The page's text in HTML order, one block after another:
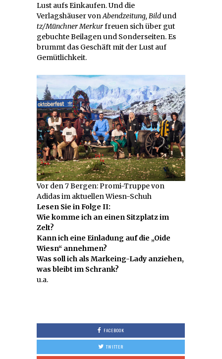
Lust aufs Einkaufen. Und die
Verlagshäuser von Abendzeitung, Bildund
tz/Münchner Merkurfreuen sich über gut
gebuchte Beilagen und Sonderseiten. Es
brummt das Geschäft mit der Lust auf
Gemütlichkeit.
Vor den 7 Bergen: Promi-Truppe von
Adidas im aktuellen Wiesn-Schuh
Lesen Sie in Folge II:
Wie komme ich an einen Sitzplatz im
Zelt?
Kann ich eine Einladung auf die „Oide
Wiesn“ annehmen?
Was soll ich als Markeing-Lady anziehen,
was bleibt im Schrank?
u.a.
FACEBOOK
TWITTER